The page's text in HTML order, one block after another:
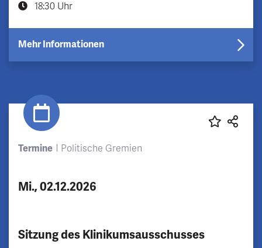
18:30 Uhr
Mehr Informationen
Termine Politische Gremien
Mi., 02.12.2026
Sitzung des Klinikumsausschusses